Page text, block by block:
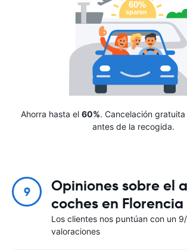
Ahorra hasta el 60%. Cancelación gratuita
antes de la recogida.
9
Opiniones sobre el
coches en Florencia
Los clientes nos puntúan con un
valoraciones